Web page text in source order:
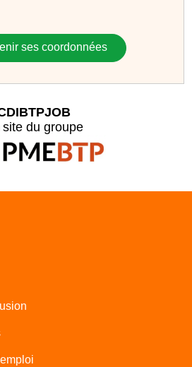
ses coordonnées
site du groupe